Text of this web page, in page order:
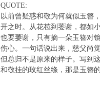
QUOTE:
以前曾疑惑和敬为何就似玉簪
开之时。从花苞到萎谢，都如
也要萎谢，只有摘一朵玉簪对
伤心。一句话说出来，慈父尚
但总归不是原来的样子。写到
和敬挂的玫红丝绦，那是玉簪